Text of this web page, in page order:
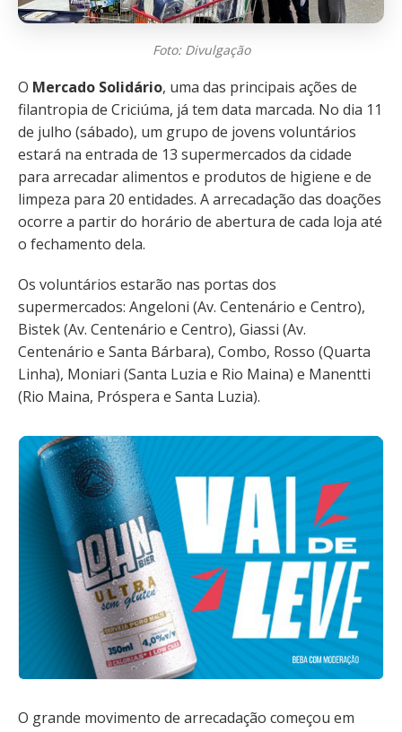
Foto: Divulgação
O Mercado Solidário, uma das principais ações de
filantropia de Criciúma, já tem data marcada. No dia 11
de julho (sábado), um grupo de jovens voluntários
estará na entrada de 13 supermercados da cidade
para arrecadar alimentos e produtos de higiene e de
limpeza para 20 entidades. A arrecadação das doações
ocorre a partir do horário de abertura de cada loja até
o fechamento dela.
Os voluntários estarão nas portas dos
supermercados: Angeloni (Av. Centenário e Centro),
Bistek (Av. Centenário e Centro), Giassi (Av.
Centenário e Santa Bárbara), Combo, Rosso (Quarta
Linha), Moniari (Santa Luzia e Rio Maina) e Manentti
(Rio Maina, Próspera e Santa Luzia).
O grande movimento de arrecadação começou em